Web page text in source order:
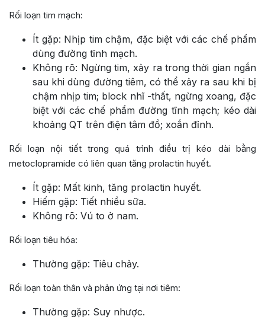
Rối loạn tim mạch:
Ít gặp: Nhịp tim chậm, đặc biệt với các chế phẩm
dùng đường tĩnh mạch.
Không rõ: Ngừng tim, xảy ra trong thời gian ngắn
sau khi dùng đường tiêm, có thể xảy ra sau khi bị
chậm nhịp tim; block nhĩ -thất, ngừng xoang, đặc
biệt với các chế phẩm đường tĩnh mạch; kéo dài
khoảng QT trên điện tâm đồ; xoắn đỉnh.
Rối loạn nội tiết trong quá trình điều trị kéo dài bằng
metoclopramide có liên quan tăng prolactin huyết.
Ít gặp: Mất kinh, tăng prolactin huyết.
Hiếm gặp: Tiết nhiều sữa.
Không rõ: Vú to ở nam.
Rối loạn tiêu hóa:
Thường gặp: Tiêu chảy.
Rối loạn toàn thân và phản ứng tại nơi tiêm:
Thường gặp: Suy nhược.